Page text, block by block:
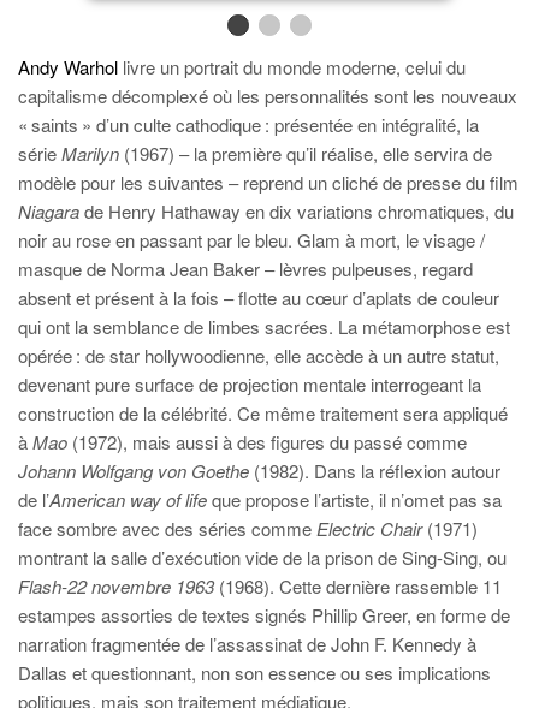
Andy Warhol livre un portrait du monde moderne, celui du
capitalisme décomplexé où les personnalités sont les nouveaux
« saints » d’un culte cathodique : présentée en intégralité, la
sérieMarilyn (1967) – la première qu’il réalise, elle servira de
modèle pour les suivantes – reprend un cliché de presse du film
Niagarade Henry Hathaway en dix variations chromatiques, du
noir au rose en passant par le bleu. Glam à mort, le visage /
masque de Norma Jean Baker – lèvres pulpeuses, regard
absent et présent à la fois – flotte au cœur d’aplats de couleur
qui ont la semblance de limbes sacrées. La métamorphose est
opérée : de star hollywoodienne, elle accède à un autre statut,
devenant pure surface de projection mentale interrogeant la
construction de la célébrité. Ce même traitement sera appliqué
àMao (1972), mais aussi à des figures du passé comme
Johann Wolfgang von Goethe (1982). Dans la réflexion autour
de l’American way of lifeque propose l’artiste, il n’omet pas sa
face sombre avec des séries comme Electric Chair(1971)
montrant la salle d’exécution vide de la prison de Sing-Sing, ou
Flash-22 novembre 1963(1968). Cette dernière rassemble 11
estampes assorties de textes signés Phillip Greer, en forme de
narration fragmentée de l’assassinat de John F. Kennedy à
Dallas et questionnant, non son essence ou ses implications
politiques, mais son traitement médiatique.